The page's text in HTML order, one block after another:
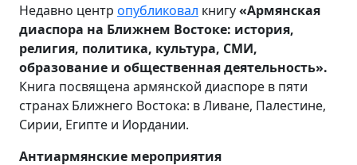
Недавно центр опубликовал книгу«Армянская
диаспора на Ближнем Востоке: история,
религия, политика, культура, СМИ,
образование и общественная деятельность».
Книга посвящена армянской диаспоре в пяти
странах Ближнего Востока: в Ливане, Палестине,
Сирии, Египте и Иордании.
Антиармянские мероприятия